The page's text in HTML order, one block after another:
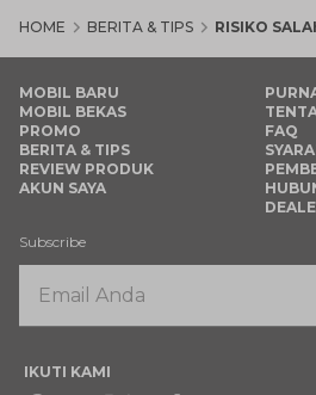
HOME BERITA & TIPS RISIKO
MOBIL BARU
MOBIL BEKAS
PROMO
BERITA & TIPS
REVIEW PRODUK
AKUN SAYA
FAQ
Subscribe
IKUTI KAMI